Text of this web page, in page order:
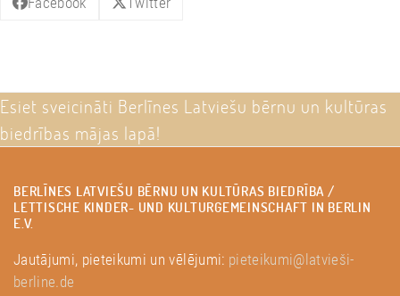
Esiet sveicināti Berlīnes Latviešu bērnu un kultūras
biedrības mājas lapā!
BERLĪNES LATVIEŠU BĒRNU UN KULTŪRAS BIEDRĪBA /
LETTISCHE KINDER- UND KULTURGEMEINSCHAFT IN BERLIN
E.V.
Jautājumi, pieteikumi un vēlējumi: pieteikumi@latvieši-
berline.de